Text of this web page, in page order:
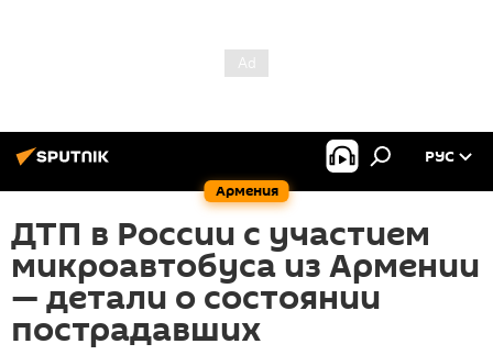
Армения
РУС
ДТП в России с участием
микроавтобуса из Армении
— детали о состоянии
пострадавших